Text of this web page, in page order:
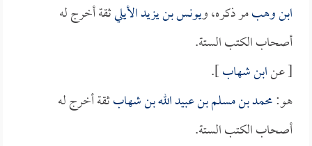
ابن وهبمر ذكره، ويونس بن يزيد الأيليثقة أخرج له
أصحاب الكتب الستة.
[ عنابن شهاب].
هو:محمد بن مسلم بن عبيد الله بن شهابثقة أخرج له
أصحاب الكتب الستة.